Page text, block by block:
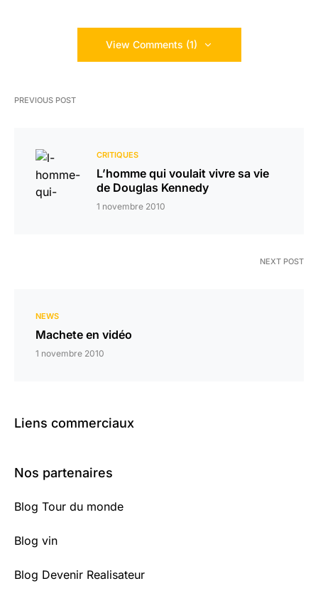
View Comments (1)
PREVIOUS POST
CRITIQUES
L’homme qui voulait vivre sa vie
de Douglas Kennedy
1 novembre 2010
NEXT POST
NEWS
Machete en vidéo
1 novembre 2010
Liens commerciaux
Nos partenaires
Blog Tour du monde
Blog vin
Blog Devenir Realisateur